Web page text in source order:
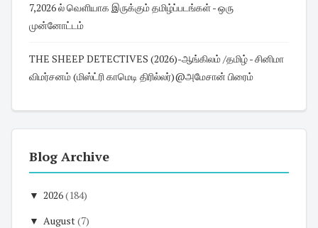
7,2026 ல் வெளியாக இருக்கும் தமிழ்ப்படங்கள் - ஒரு
முன்னோட்டம்
THE SHEEP DETECTIVES (2026)-ஆங்கிலம் /தமிழ் - சினிமா
விமர்சனம் (மிஸ்ட்ரி காமெடி திரில்லர்)@அமேசான் பிரைம்
Blog Archive
▼ 2026(184)
▼ August(7)